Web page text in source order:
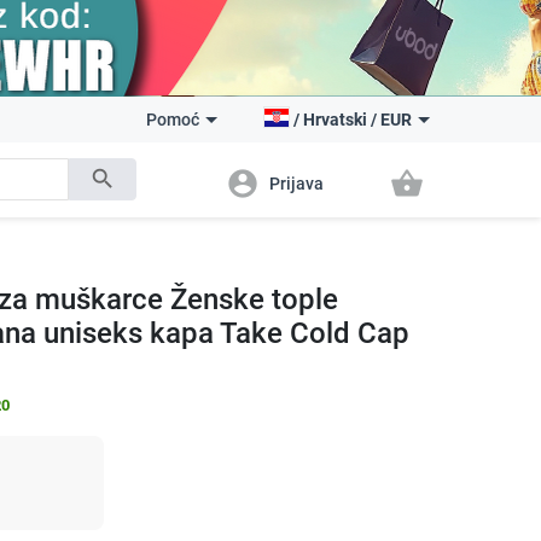
search
Pomoć / Hrvatski / EUR
account_circle Prijava shopping_basket
muškarce Ženske tople
uniseks kapa Take Cold Cap